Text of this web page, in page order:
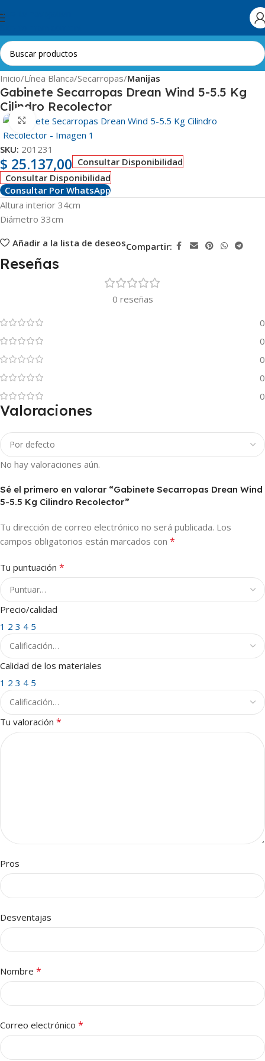
Skip to navigation
Inicio Línea Blanca Secarropas Manijas
Gabinete Secarropas Drean Wind 5-5.5 Kg
Cilindro Recolector
Clic para ampliar
SKU: 201231
$ 25.137,00 Consultar Disponibilidad
Consultar Disponibilidad
Consultar Por WhatsApp
Altura interior 34cm
Diámetro 33cm
Añadir a la lista de deseosCompartir:
Reseñas
0 reseñas
0
0
0
0
0
Valoraciones
No hay valoraciones aún.
Sé el primero en valorar “Gabinete Secarropas Drean Wind
5-5.5 Kg Cilindro Recolector”
Tu dirección de correo electrónico no será publicada. Los
campos obligatorios están marcados con *
Tu puntuación *
Precio/calidad
1 2 3 4 5
Calidad de los materiales
1 2 3 4 5
Tu valoración *
Pros
Desventajas
Nombre *
Correo electrónico *